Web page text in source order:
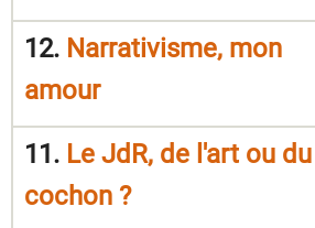
12. Narrativisme, mon
amour
11. Le JdR, de l'art ou du
cochon ?